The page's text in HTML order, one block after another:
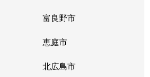
富良野市
恵庭市
北広島市